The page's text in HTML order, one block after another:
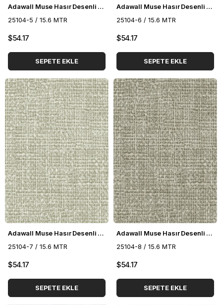
Adawall Muse Hasır Desenli Duvar Kağıdı 25104-5
25104-5 / 15.6 MTR
$54.17
SEPETE EKLE
Adawall Muse Hasır Desenli Duvar Kağıdı 25104-6
25104-6 / 15.6 MTR
$54.17
SEPETE EKLE
Adawall Muse Hasır Desenli Duvar Kağıdı 25104-7
25104-7 / 15.6 MTR
$54.17
SEPETE EKLE
Adawall Muse Hasır Desenli Duvar Kağıdı 25104-8
25104-8 / 15.6 MTR
$54.17
SEPETE EKLE